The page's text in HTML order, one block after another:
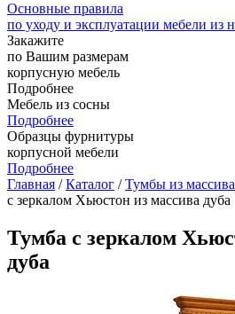
Основные правила
по уходу и эксплуатации мебели из
Закажите
по Вашим размерам
корпусную мебель
Подробнее
Мебель из сосны
Подробнее
Образцы фурнитуры
корпусной мебели
Подробнее
Главная /Каталог /Тумбы из массива
с зеркалом Хьюстон из массива дуба
Тумба с зеркалом
дуба